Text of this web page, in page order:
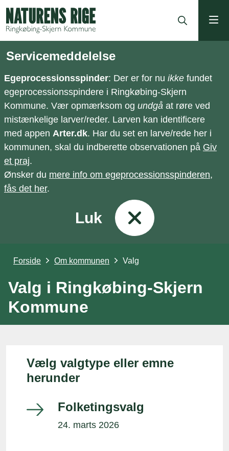
Servicemeddelelse
Egeprocessionsspinder: Der er for nu ikke fundet
egeprocessionsspindere i Ringkøbing-Skjern
Kommune. Vær opmærksom og undgå at røre ved
mistænkelige larver/reder. Larven kan identificere
med appen Arter.dk. Har du set en larve/rede her i
kommunen, skal du indberette observationen på Giv
et praj.
Ønsker du mere info om egeprocessionsspinderen,
fås det her.
Luk
Forside Om kommunen Valg
Valg i Ringkøbing-Skjern
Kommune
Vælg valgtype eller emne
herunder
Folketingsvalg
24. marts 2026